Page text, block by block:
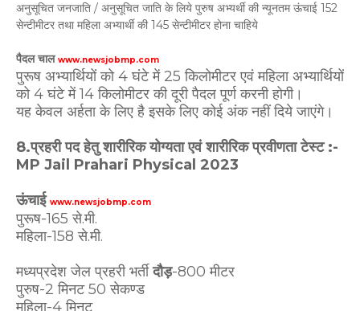
अनुसूचित जनजाति / अनुसूचित जाति के लिये पुरुष अभ्यर्थी की न्यूनतम ऊंचाई 152
सेन्टीमीटर तथा महिला अभ्यार्थी की 145 सेन्टीमीटर होना चाहिये
पैदल चाल www.newsjobmp.com
पुरूष अभ्यार्थियों को 4 घंटे में 25 किलोमीटर एवं महिला अभ्यार्थियों
को 4 घंटे में 14 किलोमीटर की दूरी पैदल पूर्ण करनी होगी।
यह केवल अर्हता के लिए है इसके लिए कोई अंक नहीं दिये जाएंगे।
8.प्रहरी पद हेतु शारीरिक योग्यता एवं शारीरिक प्रवीणता टेस्ट :-
MP Jail Prahari Physical 2023
ऊंचाई www.newsjobmp.com
पुरूष-165 से.मी.
महिला-158 से.मी.
मध्यप्रदेश जेल प्रहरी भर्तीदौड़-800 मीटर
पुरुष-2 मिनट 50 सेकण्ड
महिला-4 मिनट